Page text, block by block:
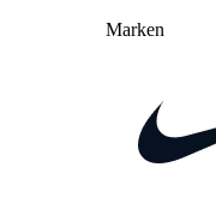
Marken